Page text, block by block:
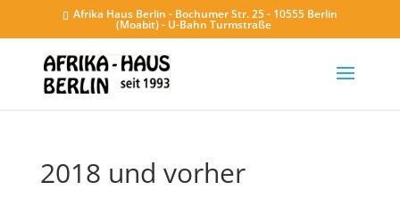
Afrika Haus Berlin - Bochumer Str. 25 - 10555 Berlin
(Moabit) - U-Bahn Turmstraße
2018 und vorher